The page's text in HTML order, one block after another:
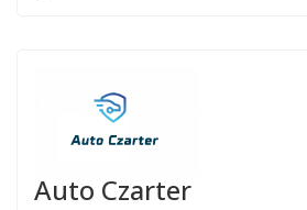
Auto Czarter